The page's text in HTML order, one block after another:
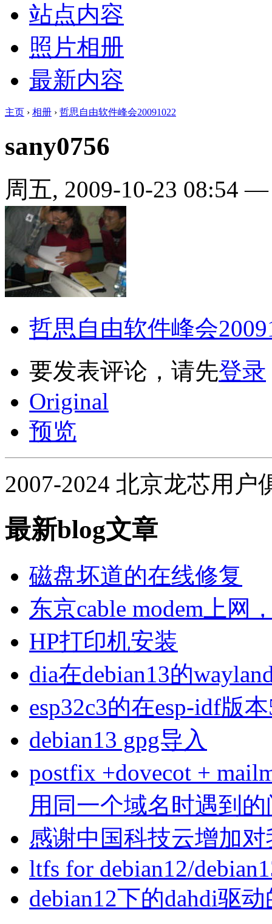
站点内容
照片相册
最新内容
主页 › 相册 › 哲思自由软件峰会20091022
sany0756
周五, 2009-10-23 08:54
哲思自由软件峰会
要发表评论，请先登录
Original
预览
2007-2024 北京龙芯用户
最新blog文章
磁盘坏道的在线修复
东京cable modem上网
HP打印机安装
dia在debian13的
esp32c3的在esp-idf版
debian13 gpg导入
postfix +dovecot +
用同一个域名时遇到
感谢中国科技云增加
ltfs for debian12/
debian12下的dahdi驱动